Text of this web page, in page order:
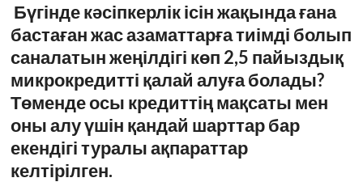
Бүгінде кәсіпкерлік ісін жақында ғана
бастаған жас азаматтарға тиімді болып
саналатын жеңілдігі көп 2,5 пайыздық
микрокредитті қалай алуға болады?
Төменде осы кредиттің мақсаты мен
оны алу үшін қандай шарттар бар
екендігі туралы ақпараттар
келтірілген.